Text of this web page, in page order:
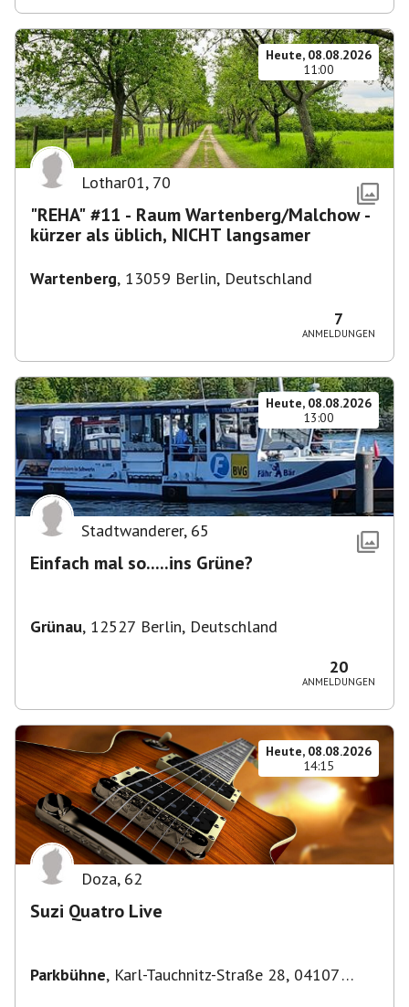
Heute, 08.08.2026
11:00
Lothar01, 70
"REHA" #11 - Raum Wartenberg/Malchow -
kürzer als üblich, NICHT langsamer
Wartenberg, 13059 Berlin, Deutschland
7
ANMELDUNGEN
Heute, 08.08.2026
13:00
Stadtwanderer, 65
Einfach mal so.....ins Grüne?
Grünau, 12527 Berlin, Deutschland
20
ANMELDUNGEN
Heute, 08.08.2026
14:15
Doza, 62
Suzi Quatro Live
Parkbühne, Karl-Tauchnitz-Straße 28, 04107